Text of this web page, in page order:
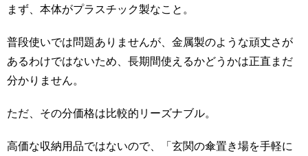
まず、本体がプラスチック製なこと。
普段使いでは問題ありませんが、金属製のような頑丈さが
あるわけではないため、長期間使えるかどうかは正直まだ
分かりません。
ただ、その分価格は比較的リーズナブル。
高価な収納用品ではないので、「玄関の傘置き場を手軽に